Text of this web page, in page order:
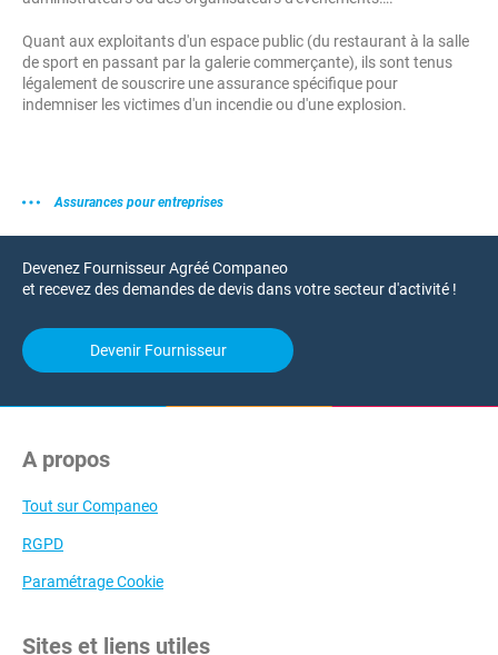
Quant aux exploitants d'un espace public (du restaurant à la salle
de sport en passant par la galerie commerçante), ils sont tenus
légalement de souscrire une assurance spécifique pour
indemniser les victimes d'un incendie ou d'une explosion.
Assurances pour entreprises
Devenez Fournisseur Agréé Companeo
et recevez des demandes de devis dans votre secteur d'activité !
Devenir Fournisseur
A propos
Tout sur Companeo
RGPD
Paramétrage Cookie
Sites et liens utiles